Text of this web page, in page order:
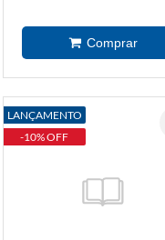
LANÇAMENTO
-10% OFF